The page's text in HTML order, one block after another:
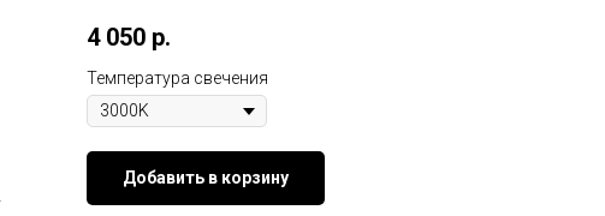
4 050 р.
Температура свечения
Добавить в корзину